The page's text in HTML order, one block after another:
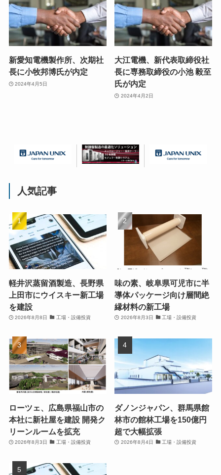
新愛知電機製作所、次期社
長に小牧邦博氏が内定
2024年4月5日
大江電機、新代表取締役社
長に専務取締役の小池 毅至
氏が内定
2024年4月2日
人気記事
軽井沢蒸留酒製造、長野県
上田市にウイスキー新工場
を建設
2026年8月8日 工場・設備投資
味の素、岐阜県可児市に半
導体パッケージ向け層間絶
縁材料の新工場
2026年8月3日 工場・設備投資
ローツェ、広島県福山市の
本社に新社屋を建設 開発ク
リーンルームを拡充
2026年8月3日 工場・設備投資
ダノンジャパン、群馬県館
林市の館林工場を150億円
超で大幅拡張
2026年8月4日 工場・設備投資